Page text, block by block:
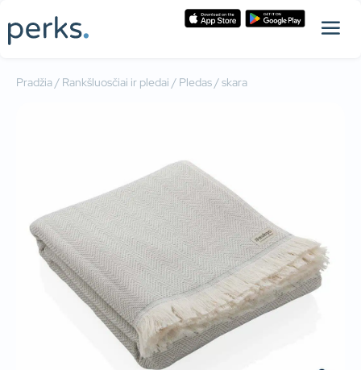
Pradžia/ Rankšluosčiai ir pledai / Pledas / skara